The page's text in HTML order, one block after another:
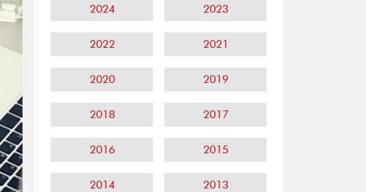
2024 2023
2022 2021
2020 2019
2018 2017
2016 2015
2014 2013